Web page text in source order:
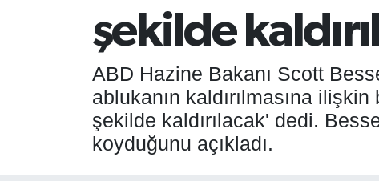
şekilde
ABD Hazine Bakanı Scott
ablukanın kaldırılmasına
şekilde kaldırılacak' dedi.
koyduğunu açıkladı.
BİLİM - TEKNOLOJİ